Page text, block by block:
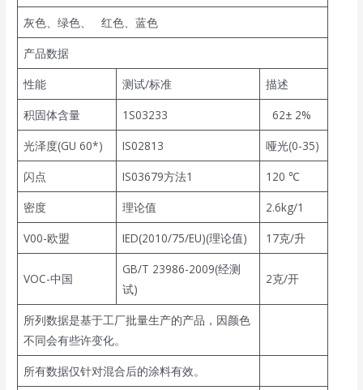
灰色、绿色、 红色、蓝色
产品数据
性能
测试/标准
描述
积固体含量
1S03233
62± 2%
光泽度(GU 60*)
IS02813
哑光(0-35)
闪点
IS03679方法1
120 ℃
密度
理论值
2.6kg/1
V00-欧盟
IED(2010/75/EU)(理论值) 17克/升
VOC-中国
GB/T 23986-2009(经测
试)
2克/开
所列数据是基于工厂批量生产的产品，因颜色
不同会有些许变化。
所有数据仅针对混合后的涂料有效。